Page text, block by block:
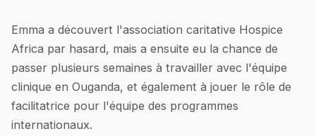
Emma a découvert l'association caritative Hospice
Africa par hasard, mais a ensuite eu la chance de
passer plusieurs semaines à travailler avec l'équipe
clinique en Ouganda, et également à jouer le rôle de
facilitatrice pour l'équipe des programmes
internationaux.